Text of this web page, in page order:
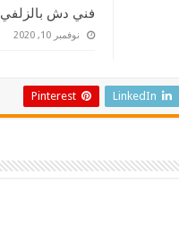
فني دش بالزلفي
نوفمبر 10, 2020
LinkedIn
Pinterest